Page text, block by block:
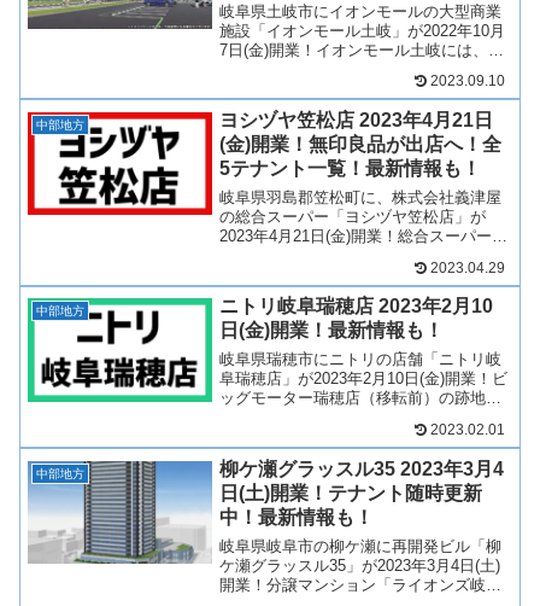
岐阜県土岐市にイオンモールの大型商業
施設「イオンモール土岐」が2022年10月
7日(金)開業！イオンモール土岐には、フ
舗など142店舗が出店！岐阜県の東濃地区
で最大級の大型商業施設が開業！サーキ
ット場や温...
2023.09.10
中部地方
ヨシヅヤ笠松店 2023年4月21日
(金)開業！無印良品が出店へ！全
5テナント一覧！最新情報も！
岐阜県羽島郡笠松町に、株式会社義津屋
の総合スーパー「ヨシヅヤ笠松店」が
2023年4月21日(金)開業！総合スーパーの
印良品など4店舗が出店へ！そんな、ヨシ
ヅヤ笠松店がどのような商業施設になる
のか、テナント...
2023.04.29
中部地方
ニトリ岐阜瑞穂店 2023年2月10
日(金)開業！最新情報も！
岐阜県瑞穂市にニトリの店舗「ニトリ岐
阜瑞穂店」が2023年2月10日(金)開業！ビ
ッグモーター瑞穂店（移転前）の跡地に
リ岐阜瑞穂店について、テナントや開業
日について見ていきましょう！2022年6
月3日 公...
2023.02.01
中部地方
柳ケ瀬グラッスル35 2023年3月4
日(土)開業！テナント随時更新
中！最新情報も！
岐阜県岐阜市の柳ケ瀬に再開発ビル「柳
ケ瀬グラッスル35」が2023年3月4日(土)
開業！分譲マンション「ライオンズ岐阜